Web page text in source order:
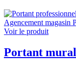
Voir le produit
Portant